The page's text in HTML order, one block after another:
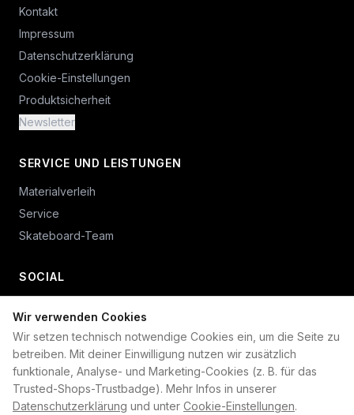
Wir verwenden Cookies
Wir setzen technisch notwendige Cookies ein, um die Seite zu
betreiben. Mit deiner Einwilligung nutzen wir zusätzlich
funktionale, Analyse- und Marketing-Cookies (z. B. für das
Trusted-Shops-Trustbadge). Mehr Infos in unserer
Datenschutzerklärung und unter Cookie-Einstellungen.
Kontakt
Impressum
Datenschutzerklärung
Cookie-Einstellungen
Produktsicherheit
Newsletter
SERVICE UND LEISTUNGEN
Materialverleih
Service
Skateboard-Team
SOCIAL
+49 234 687 00 38
shop@plan-b-funsport.de
Sichere Zahlung mit: